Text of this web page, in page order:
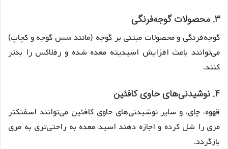
3. محصولات گوجه‌فرنگی
گوجه‌فرنگی و محصولات مبتنی بر گوجه (مانند سس گوجه و کچاپ)
می‌توانند باعث افزایش اسیدیته معده شده و رفلاکس را بدتر
کنند.
4. نوشیدنی‌های حاوی کافئین
قهوه، چای، و سایر نوشیدنی‌های حاوی کافئین می‌توانند اسفنکتر
مری را شل کرده و اجازه دهند اسید معده به راحتی‌تری به مری
بازگردد.